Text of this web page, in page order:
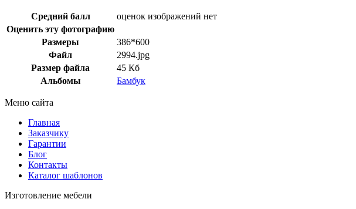
Средний балл
оценок изображений нет
Оценить эту фотографию
Размеры
386*600
Файл
2994.jpg
Размер файла
45 Кб
Альбомы
Бамбук
Меню сайта
Главная
Заказчику
Гарантии
Блог
Контакты
Каталог шаблонов
Изготовление мебели